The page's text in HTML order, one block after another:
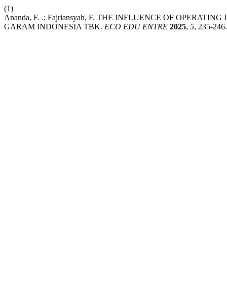
(1)
Ananda, F. .; Fajriansyah, F. THE INFLUENCE OF
GARAM INDONESIA TBK. ECO EDU ENTRE 2025, 5, 235-246.